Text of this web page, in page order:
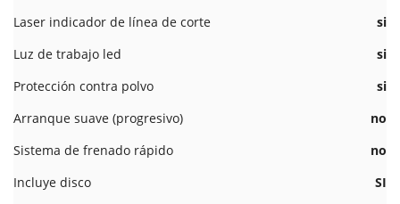
Laser indicador de línea de corte
si
Luz de trabajo led
si
Protección contra polvo
si
Arranque suave (progresivo)
no
Sistema de frenado rápido
no
Incluye disco
SI